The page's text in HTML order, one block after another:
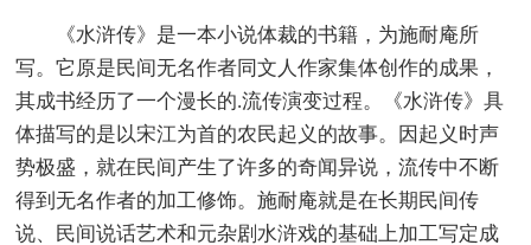
《水浒传》是一本小说体裁的书籍，为施耐庵所
写。它原是民间无名作者同文人作家集体创作的成果，
其成书经历了一个漫长的.流传演变过程。《水浒传》具
体描写的是以宋江为首的农民起义的故事。因起义时声
势极盛，就在民间产生了许多的奇闻异说，流传中不断
得到无名作者的加工修饰。施耐庵就是在长期民间传
说、民间说话艺术和元杂剧水浒戏的基础上加工写定成